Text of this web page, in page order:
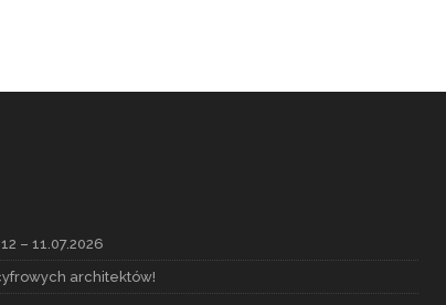
– 11.07.2026
architektów!